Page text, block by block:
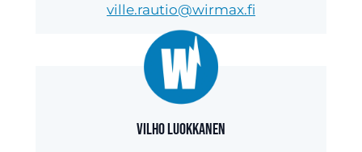
ville.rautio@wirmax.fi
Vilho Luokkanen